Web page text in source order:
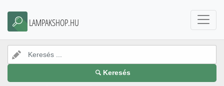
LAMPAKSHOP.HU
Keresés